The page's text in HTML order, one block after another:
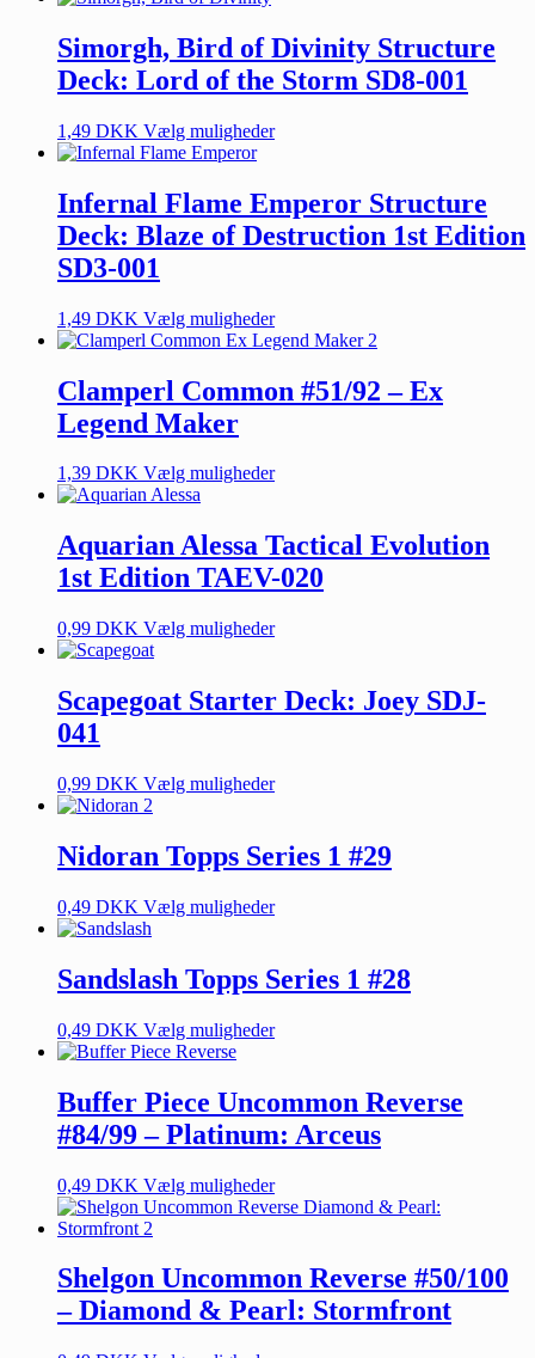
Simorgh, Bird of Divinity Structure
Deck: Lord of the Storm SD8-001
1,49 DKK Vælg muligheder
Infernal Flame Emperor Structure
Deck: Blaze of Destruction 1st Edition
SD3-001
1,49 DKK Vælg muligheder
Clamperl Common #51/92 – Ex
Legend Maker
1,39 DKK Vælg muligheder
Aquarian Alessa Tactical Evolution
1st Edition TAEV-020
0,99 DKK Vælg muligheder
Scapegoat Starter Deck: Joey SDJ-
041
0,99 DKK Vælg muligheder
Nidoran Topps Series 1 #29
0,49 DKK Vælg muligheder
Sandslash Topps Series 1 #28
0,49 DKK Vælg muligheder
Buffer Piece Uncommon Reverse
#84/99 – Platinum: Arceus
0,49 DKK Vælg muligheder
Shelgon Uncommon Reverse #50/100
– Diamond & Pearl: Stormfront